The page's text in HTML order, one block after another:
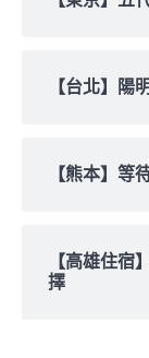
【台北】陽
【熊本】等
【高雄住
擇